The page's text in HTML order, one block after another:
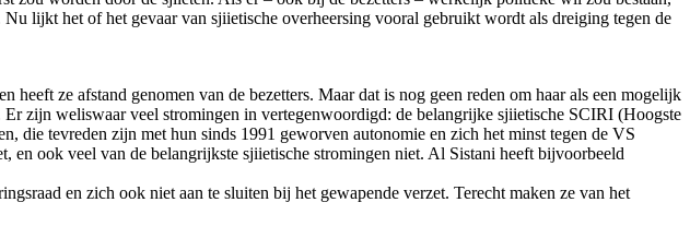
lijkt het of het gevaar van sjiietische overheersing vooral gebruikt wordt als dreiging tegen de
ze afstand genomen van de bezetters. Maar dat is nog geen reden om haar als een mogelijk
zijn weliswaar veel stromingen in vertegenwoordigd: de belangrijke sjiietische SCIRI (Hoogste
die tevreden zijn met hun sinds 1991 geworven autonomie en zich het minst tegen de VS
en ook veel van de belangrijkste sjiietische stromingen niet. Al Sistani heeft bijvoorbeeld
en zich ook niet aan te sluiten bij het gewapende verzet. Terecht maken ze van het